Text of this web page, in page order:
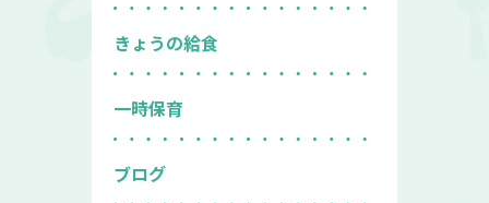
きょうの給食
一時保育
ブログ